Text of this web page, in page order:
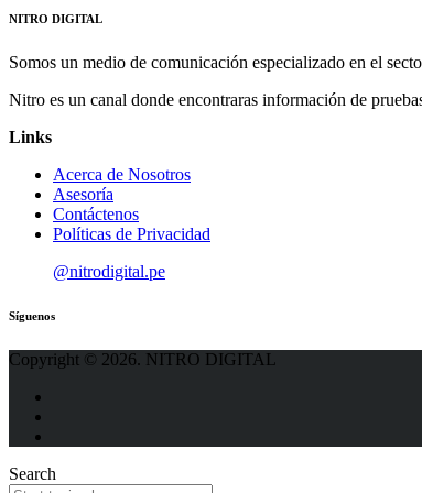
NITRO DIGITAL
Somos un medio de comunicación especializado en el
Nitro es un canal donde encontraras información de
Links
Acerca de Nosotros
Asesoría
Contáctenos
Políticas de Privacidad
@nitrodigital.pe
Síguenos
Copyright © 2026. NITRO DIGITAL
Search